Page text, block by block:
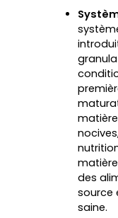
des
source
saine.